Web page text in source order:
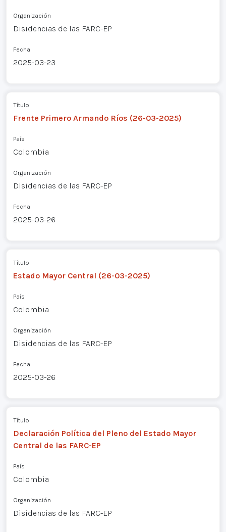
Organización
Disidencias de las FARC-EP
Fecha
2025-03-23
Título
Frente Primero Armando Ríos (26-03-2025)
País
Colombia
Organización
Disidencias de las FARC-EP
Fecha
2025-03-26
Título
Estado Mayor Central (26-03-2025)
País
Colombia
Organización
Disidencias de las FARC-EP
Fecha
2025-03-26
Título
Declaración Política del Pleno del Estado Mayor
Central de las FARC-EP
País
Colombia
Organización
Disidencias de las FARC-EP